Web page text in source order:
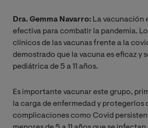
Dra. Gemma Navarro: La vacunación
efectiva para combatir la pandemia.
clínicos de las vacunas frente a la
demostrado que la vacuna es eficaz y
pediátrica de 5 a 11 años.
Es importante vacunar este grupo,
la carga de enfermedad y protegerlos
complicaciones como Covid